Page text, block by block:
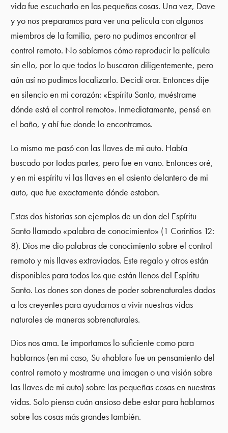
vida fue escucharlo en las pequeñas cosas. Una vez, Dave
y yo nos preparamos para ver una película con algunos
miembros de la familia, pero no pudimos encontrar el
control remoto. No sabíamos cómo reproducir la película
sin ello, por lo que todos lo buscaron diligentemente, pero
aún así no pudimos localizarlo. Decidí orar. Entonces dije
en silencio en mi corazón: «Espíritu Santo, muéstrame
dónde está el control remoto». Inmediatamente, pensé en
el baño, y ahí fue donde lo encontramos.
Lo mismo me pasó con las llaves de mi auto. Había
buscado por todas partes, pero fue en vano. Entonces oré,
y en mi espíritu vi las llaves en el asiento delantero de mi
auto, que fue exactamente dónde estaban.
Estas dos historias son ejemplos de un don del Espíritu
Santo llamado «palabra de conocimiento» (1 Corintios 12:
8). Dios me dio palabras de conocimiento sobre el control
remoto y mis llaves extraviadas. Este regalo y otros están
disponibles para todos los que están llenos del Espíritu
Santo. Los dones son dones de poder sobrenaturales dados
a los creyentes para ayudarnos a vivir nuestras vidas
naturales de maneras sobrenaturales.
Dios nos ama. Le importamos lo suficiente como para
hablarnos (en mi caso, Su «hablar» fue un pensamiento del
control remoto y mostrarme una imagen o una visión sobre
las llaves de mi auto) sobre las pequeñas cosas en nuestras
vidas. Solo piensa cuán ansioso debe estar para hablarnos
sobre las cosas más grandes también.